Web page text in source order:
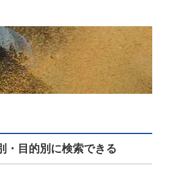
・目的別に検索できる